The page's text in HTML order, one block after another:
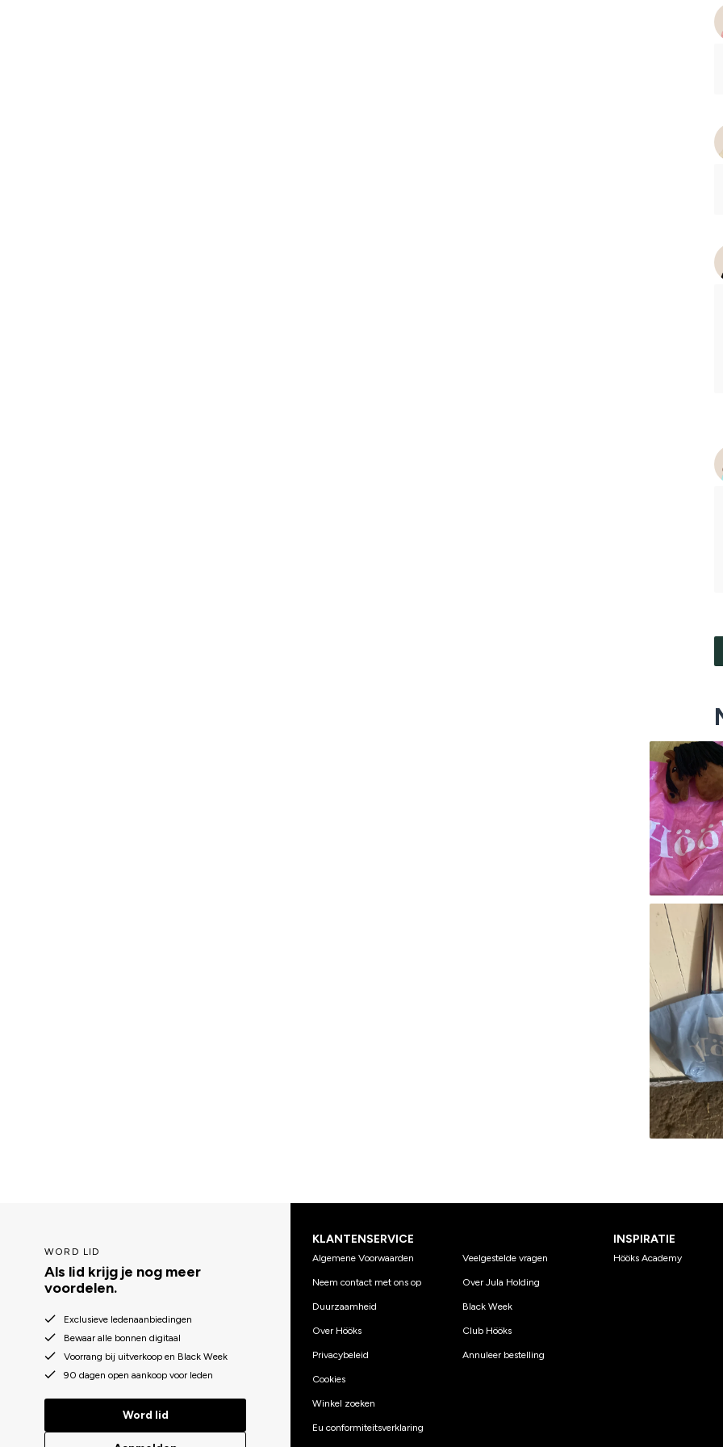
WORD LID
Als lid krijg je nog meer
voordelen.
Exclusieve ledenaanbiedingen
Bewaar alle bonnen digitaal
Voorrang bij uitverkoop en Black Week
90 dagen open aankoop voor leden
Word lid
KLANTENSERVICE
Algemene Voorwaarden
Neem contact met ons op
Duurzaamheid
Over Hööks
Privacybeleid
Cookies
Winkel zoeken
Eu conformiteitsverklaring
Veelgestelde vragen
Over Jula Holding
Black Week
Club Hööks
Annuleer bestelling
INSPIRATIE
Hööks Academy